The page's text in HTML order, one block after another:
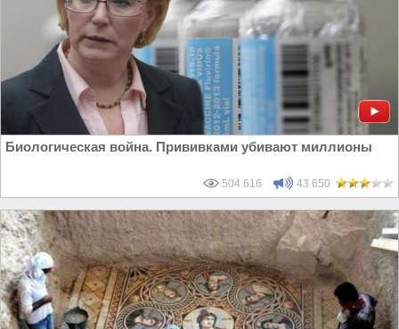
Биологическая война. Прививками убивают миллионы
504 616 43 650